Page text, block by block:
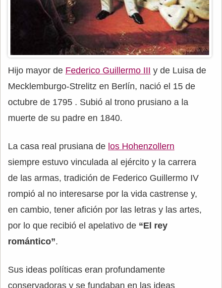
Hijo mayor de Federico Guillermo III y de Luisa de
Mecklemburgo-Strelitz en Berlín, nació el 15 de
octubre de 1795 . Subió al trono prusiano a la
muerte de su padre en 1840.
La casa real prusiana de los Hohenzollern
siempre estuvo vinculada al ejército y la carrera
de las armas, tradición de Federico Guillermo IV
rompió al no interesarse por la vida castrense y,
en cambio, tener afición por las letras y las artes,
por lo que recibió el apelativo de “El rey
romántico”.
Sus ideas políticas eran profundamente
conservadoras y se fundaban en las ideas